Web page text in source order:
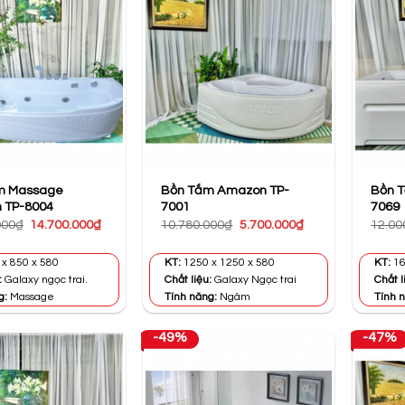
Massage
TP-8004
₫ Giá
21.300.000₫.
14.700.000₫Giá
14.700.000₫.
850 x 580
Galaxy ngọc trai.
Massage
Bồn Tắm Amazon TP-
7001
10.780.000₫ Giá
10.780.000₫.
5.700.000₫Giá
KT:1250 x 1250 x 580
Chất liệu: Galaxy Ngọc trai
Tính năng:Ngâm
Bồn
7069
KT:
Chất
Tính
-49% -47%